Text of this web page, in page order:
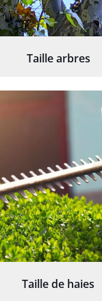
Taille arbres
Taille de haies